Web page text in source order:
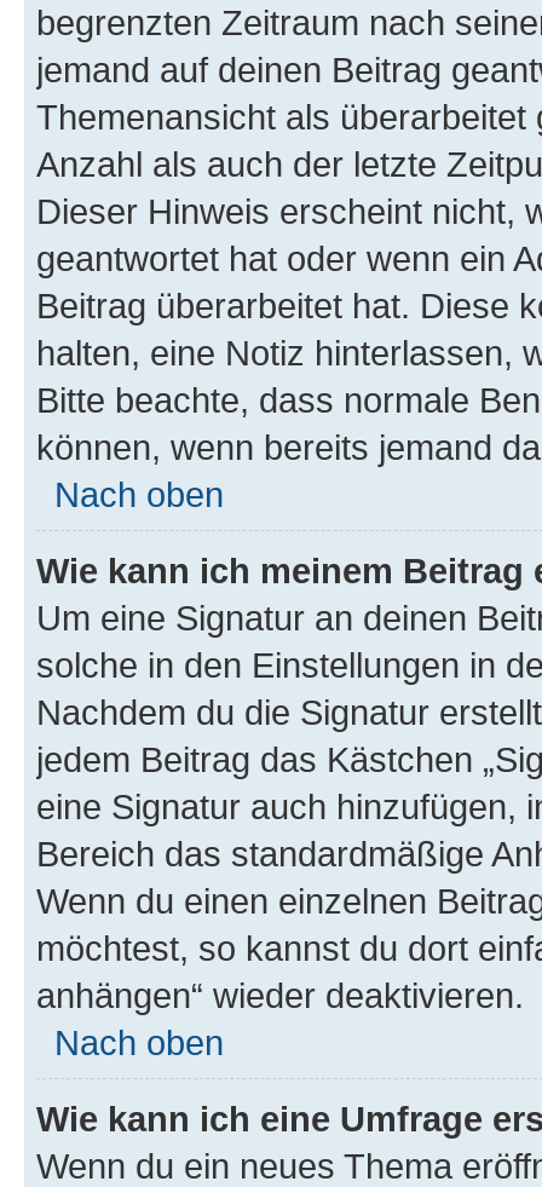
begrenzten Zeitraum nach
jemand auf deinen Beitrag
Themenansicht als
Anzahl als auch der letzte
Dieser Hinweis erscheint nicht,
geantwortet hat oder wenn ein
Beitrag überarbeitet hat. Diese
halten, eine Notiz hinterlassen,
Bitte beachte, dass normale
können, wenn bereits jemand
Nach oben
Wie kann ich meinem
Um eine Signatur an deinen
solche in den Einstellungen in
Nachdem du die Signatur
jedem Beitrag das Kästchen
eine Signatur auch hinzufügen,
Bereich das standardmäßige
Wenn du einen einzelnen
möchtest, so kannst du dort
anhängen“ wieder deaktivieren.
Nach oben
Wie kann ich eine Umfrage
Wenn du ein neues Thema